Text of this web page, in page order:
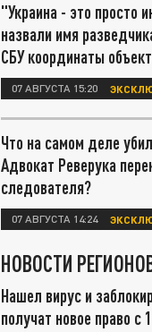
"Украина - это просто
назвали имя
СБУ координаты
07 АВГУСТА 15:20
Что на самом деле
Адвокат Реверука
следователя?
07 АВГУСТА 14:24
НОВОСТИ
Нашел вирус и
получат новое право с